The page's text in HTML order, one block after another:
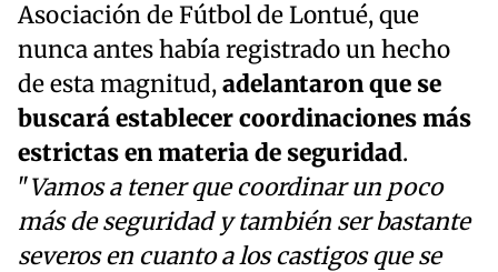
Asociación de Fútbol de Lontué, que
nunca antes había registrado un hecho
de esta magnitud,adelantaron que se
buscará establecer coordinaciones más
estrictas en materia de seguridad.
"Vamos a tener que coordinar un poco
más de seguridad y también ser bastante
severos en cuanto a los castigos que se